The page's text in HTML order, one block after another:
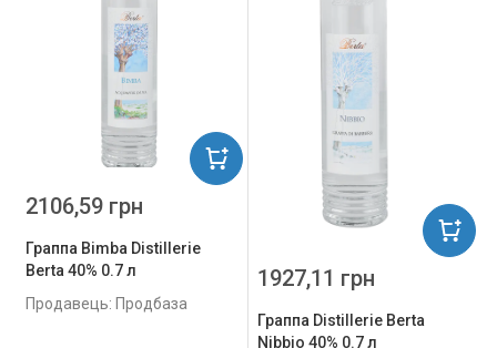
Граппа Bimba Distillerie
Berta 40% 0.7 л
Продавець: Продбаза
2106,59 грн
Граппа Distillerie Berta
Nibbio 40% 0.7 л
1927,11 грн